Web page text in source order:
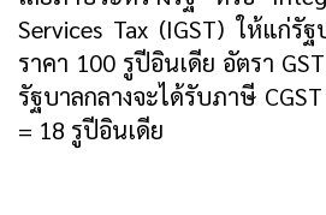
Services Tax (IGST) ให้แก่รั
ราคา 100 รูปีอินเดีย อัตรา
รัฐบาลกลางจะได้รับภาษี
= 18 รูปีอินเดีย